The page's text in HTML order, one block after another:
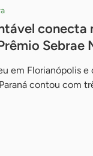
conecta
Sebrae
em Florianópolis
contou com